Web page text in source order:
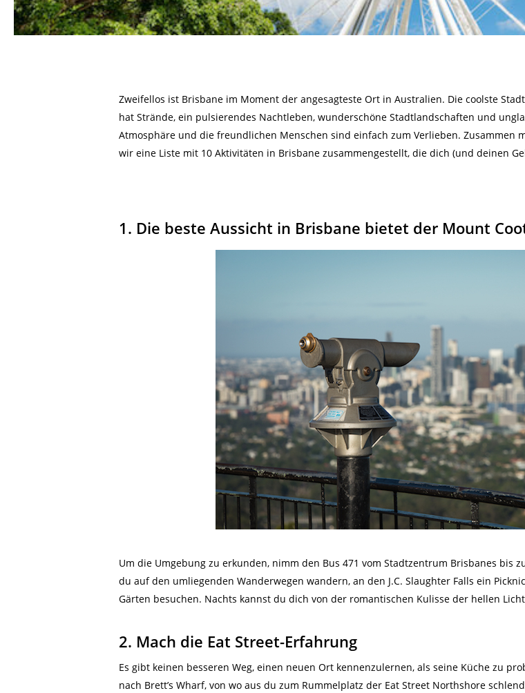
Zweifellos ist Brisbane im Moment der angesagteste Ort in Australien. Die coolste
hat Strände, ein pulsierendes Nachtleben, wunderschöne Stadtlandschaften und
Atmosphäre und die freundlichen Menschen sind einfach zum Verlieben. Zusammen
wir eine Liste mit 10 Aktivitäten in Brisbane zusammengestellt, die dich (und deinen
1. Die beste Aussicht in Brisbane bietet der Mount
Um die Umgebung zu erkunden, nimm den Bus 471 vom Stadtzentrum Brisbanes bis
du auf den umliegenden Wanderwegen wandern, an den J.C. Slaughter Falls ein
Gärten besuchen. Nachts kannst du dich von der romantischen Kulisse der hellen
2. Mach die Eat Street-Erfahrung
Es gibt keinen besseren Weg, einen neuen Ort kennenzulernen, als seine Küche zu
nach Brett’s Wharf, von wo aus du zum Rummelplatz der Eat Street Northshore